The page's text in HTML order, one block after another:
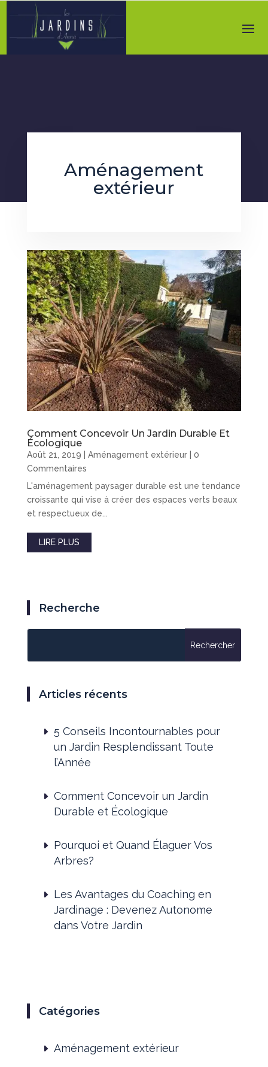
Aménagement
extérieur
Comment Concevoir Un Jardin Durable Et
Écologique
Août 21, 2019 Aménagement extérieur| 0
Commentaires
L'aménagement paysager durable est une tendance
croissante qui vise à créer des espaces verts beaux
et respectueux de...
LIRE PLUS
Recherche
Articles récents
5 Conseils Incontournables pour
un Jardin Resplendissant Toute
l’Année
Comment Concevoir un Jardin
Durable et Écologique
Pourquoi et Quand Élaguer Vos
Arbres?
Les Avantages du Coaching en
Jardinage : Devenez Autonome
dans Votre Jardin
Catégories
Aménagement extérieur